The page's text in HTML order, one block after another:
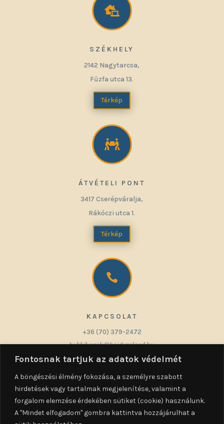
Fontosnak tartjuk az adatok védelmét
A böngészési élmény fokozása, a személyre szabott
hirdetések vagy tartalmak megjelenítése, valamint a
forgalom elemzése érdekében sütiket (cookie) használunk.
A "Mindet elfogadom" gombra kattintva hozzájárulhat a

SZÉKHELY
2142 Nagytarcsa,
Fűzfa utca 13.
Térkép

ÁTVÉTELI PONT
3417 Cserépváralja,
Rákóczi utca 1.
Térkép

KAPCSOLAT
+36 (70) 379-2472
bukkiborok@hajduroland.hu
